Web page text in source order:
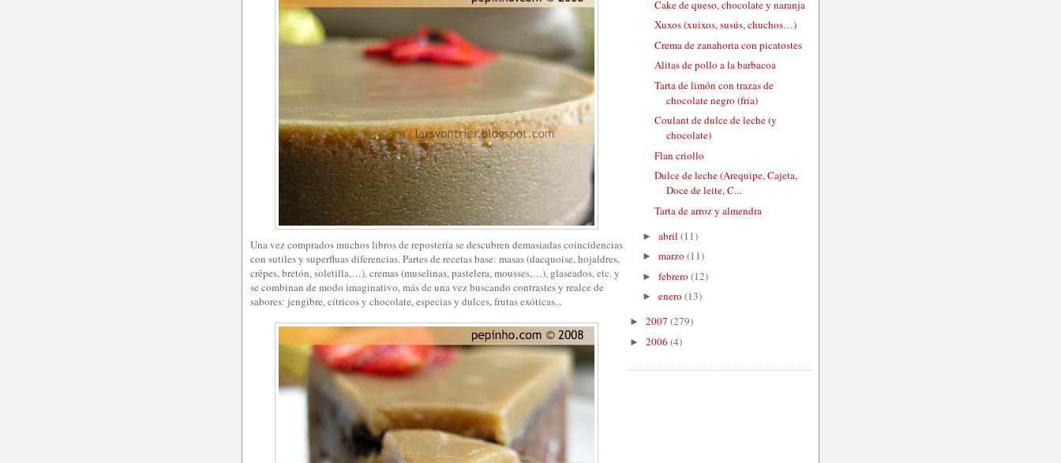
Una vez comprados muchos libros de repostería se descubren demasiadas coincidencias
con sutiles y superfluas diferencias. Partes de recetas base: masas (dacquoise, hojaldres,
crêpes, bretón, soletilla,…), cremas (muselinas, pastelera, mousses,…), glaseados, etc. y
se combinan de modo imaginativo, más de una vez buscando contrastes y realce de
sabores: jengibre, cítricos y chocolate, especias y dulces, frutas exóticas...
Cake de queso, chocolate y naranja
Xuxos (xuixos, susús, chuchos…)
Crema de zanahoria con picatostes
Alitas de pollo a la barbacoa
Tarta de limón con trazas de
chocolate negro (fría)
Coulant de dulce de leche (y
chocolate)
Flan criollo
Dulce de leche (Arequipe, Cajeta,
Doce de leite, C...
Tarta de arroz y almendra
► abril (11)
► marzo (11)
► febrero (12)
► enero (13)
► 2007 (279)
► 2006 (4)